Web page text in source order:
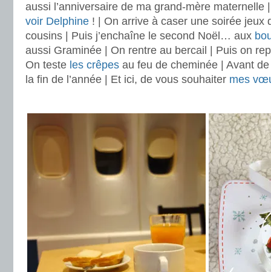
aussi l’anniversaire de ma grand-mère maternelle
voir Delphine ! | On arrive à caser une soirée jeux
cousins | Puis j’enchaîne le second Noël… aux
aussi Graminée | On rentre au bercail | Puis on
On teste les crêpes au feu de cheminée | Avant
la fin de l’année | Et ici, de vous souhaiter mes